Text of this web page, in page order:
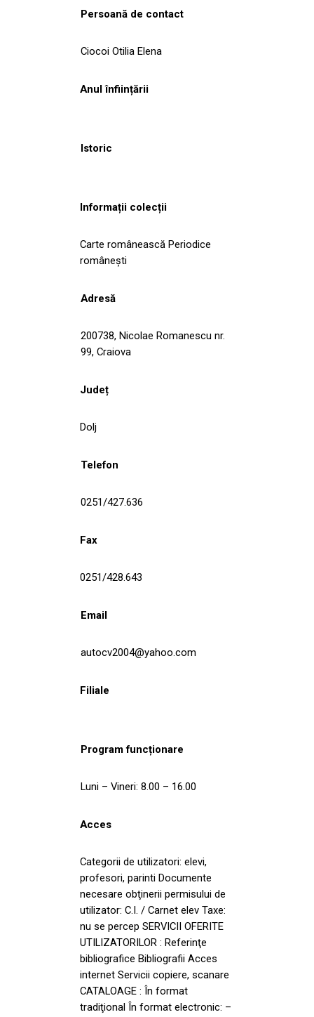
Persoană de contact
Ciocoi Otilia Elena
Anul înființării
Istoric
Informații colecții
Carte românească Periodice
româneşti
Adresă
200738, Nicolae Romanescu nr.
99, Craiova
Județ
Dolj
Telefon
0251/427.636
Fax
0251/428.643
Email
autocv2004@yahoo.com
Filiale
Program funcționare
Luni – Vineri: 8.00 – 16.00
Acces
Categorii de utilizatori: elevi,
profesori, parinti Documente
necesare obţinerii permisului de
utilizator: C.I. / Carnet elev Taxe:
nu se percep SERVICII OFERITE
UTILIZATORILOR : Referinţe
bibliografice Bibliografii Acces
internet Servicii copiere, scanare
CATALOAGE : În format
tradiţional În format electronic: –